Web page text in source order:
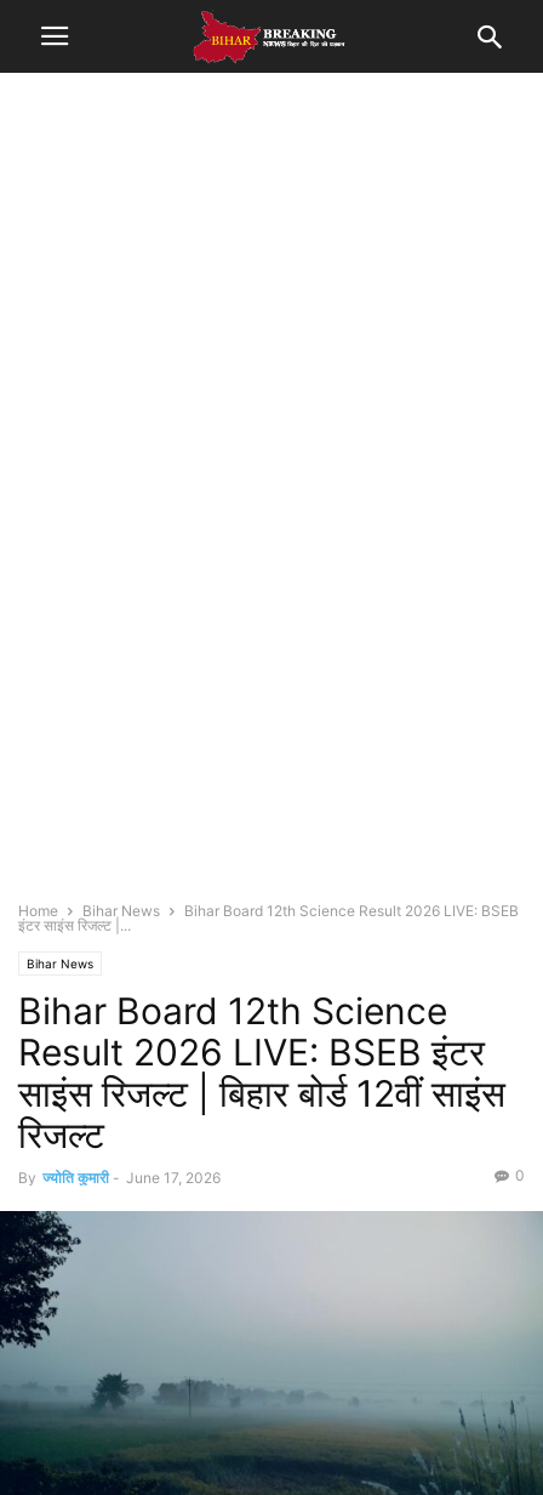
Home Bihar News
Bihar Board 12th Science Result 2026 LIVE: BSEB
इंटर साइंस रिजल्ट |...
Bihar News
Bihar Board 12th Science
Result 2026 LIVE: BSEB इंटर
साइंस रिजल्ट | बिहार बोर्ड 12वीं साइंस
रिजल्ट
By ज्योति कुमारी - June 17, 2026 0